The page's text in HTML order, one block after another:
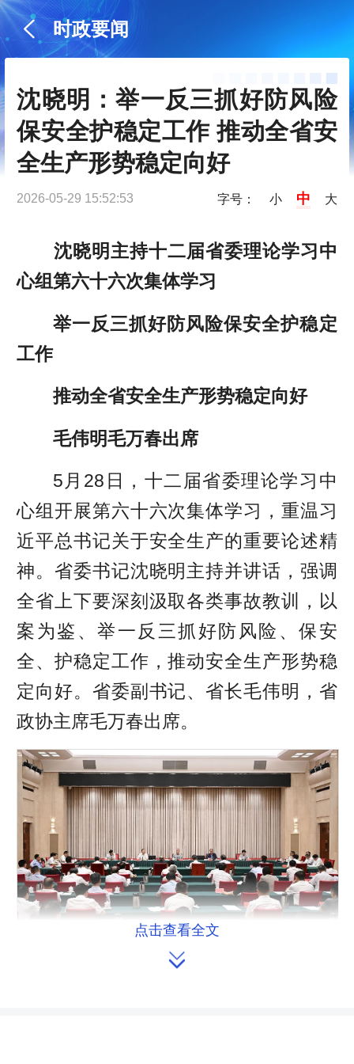
时政要闻
沈晓明：举一反三抓好防风险
保安全护稳定工作 推动全省安
全生产形势稳定向好
2026-05-29 15:52:53 字号： 小 中 大
沈晓明主持十二届省委理论学习中
心组第六十六次集体学习
举一反三抓好防风险保安全护稳定
工作
推动全省安全生产形势稳定向好
毛伟明毛万春出席
5月28日，十二届省委理论学习中
心组开展第六十六次集体学习，重温习
近平总书记关于安全生产的重要论述精
神。省委书记沈晓明主持并讲话，强调
全省上下要深刻汲取各类事故教训，以
案为鉴、举一反三抓好防风险、保安
全、护稳定工作，推动安全生产形势稳
定向好。省委副书记、省长毛伟明，省
政协主席毛万春出席。
点击查看全文
